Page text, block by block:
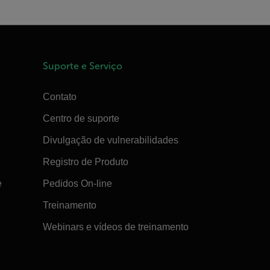
Suporte e Serviço
Contato
Centro de suporte
Divulgação de vulnerabilidades
Registro de Produto
Pedidos On-line
Treinamento
Webinars e vídeos de treinamento